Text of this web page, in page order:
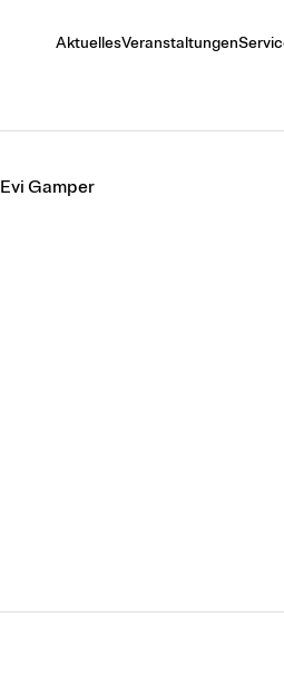
AktuellesVeranstaltungen
Evi Gamper